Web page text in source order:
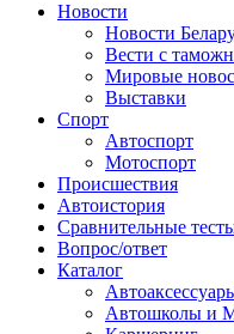
Сайт про автомобили
Новости
Новости
Вести с
Мировые
Выставки
Спорт
Автоспорт
Мотоспорт
Происшествия
Автоистория
Сравнительные
Вопрос/ответ
Каталог
Автошколы и